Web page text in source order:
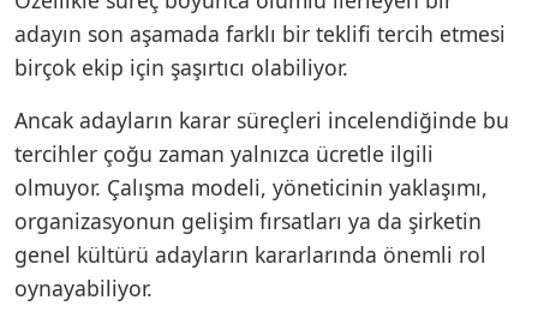
adayın son aşamada farklı bir teklifi tercih etmesi
birçok ekip için şaşırtıcı olabiliyor.
Ancak adayların karar süreçleri incelendiğinde bu
tercihler çoğu zaman yalnızca ücretle ilgili
olmuyor. Çalışma modeli, yöneticinin yaklaşımı,
organizasyonun gelişim fırsatları ya da şirketin
genel kültürü adayların kararlarında önemli rol
oynayabiliyor.